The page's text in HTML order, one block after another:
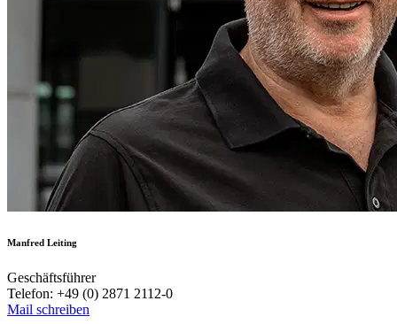
Manfred Leiting
Geschäftsführer
Telefon: +49 (0) 2871 2112-0
Mail schreiben